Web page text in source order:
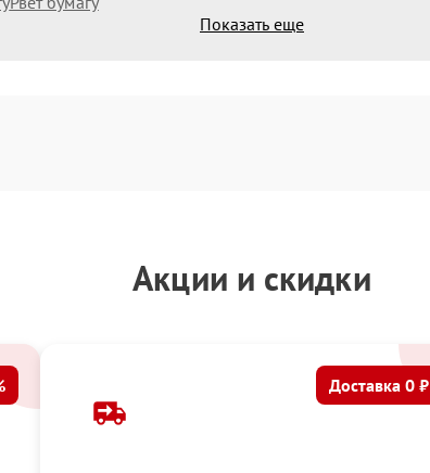
Показать еще
Акции и скидки
Доставка 0 ₽